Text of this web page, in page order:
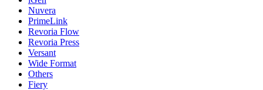
Nuvera
PrimeLink
Revoria Flow
Revoria Press
Versant
Wide Format
Others
Fiery